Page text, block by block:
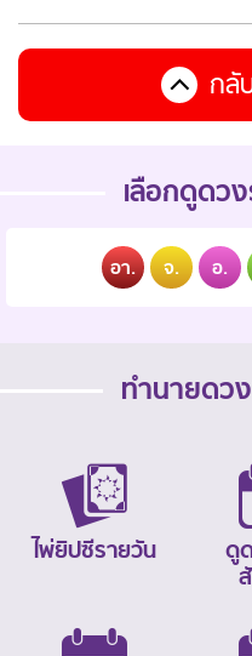
กลั
เลือกดูดว
อา. จ. อ.
ทำนายดว
ไพ่ยิปซีรายวัน
ดู